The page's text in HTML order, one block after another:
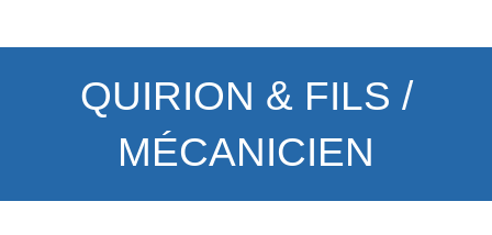
QUIRION & FILS /
MÉCANICIEN